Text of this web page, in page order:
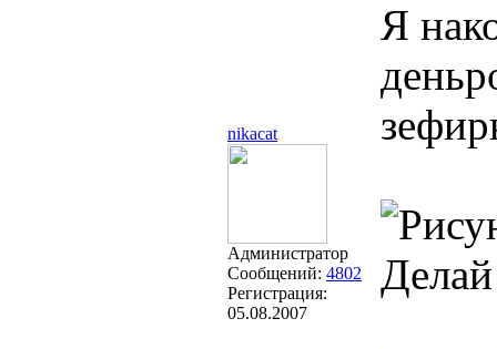
nikacat
Администратор
Сообщений: 4802
Регистрация:
05.08.2007
Я